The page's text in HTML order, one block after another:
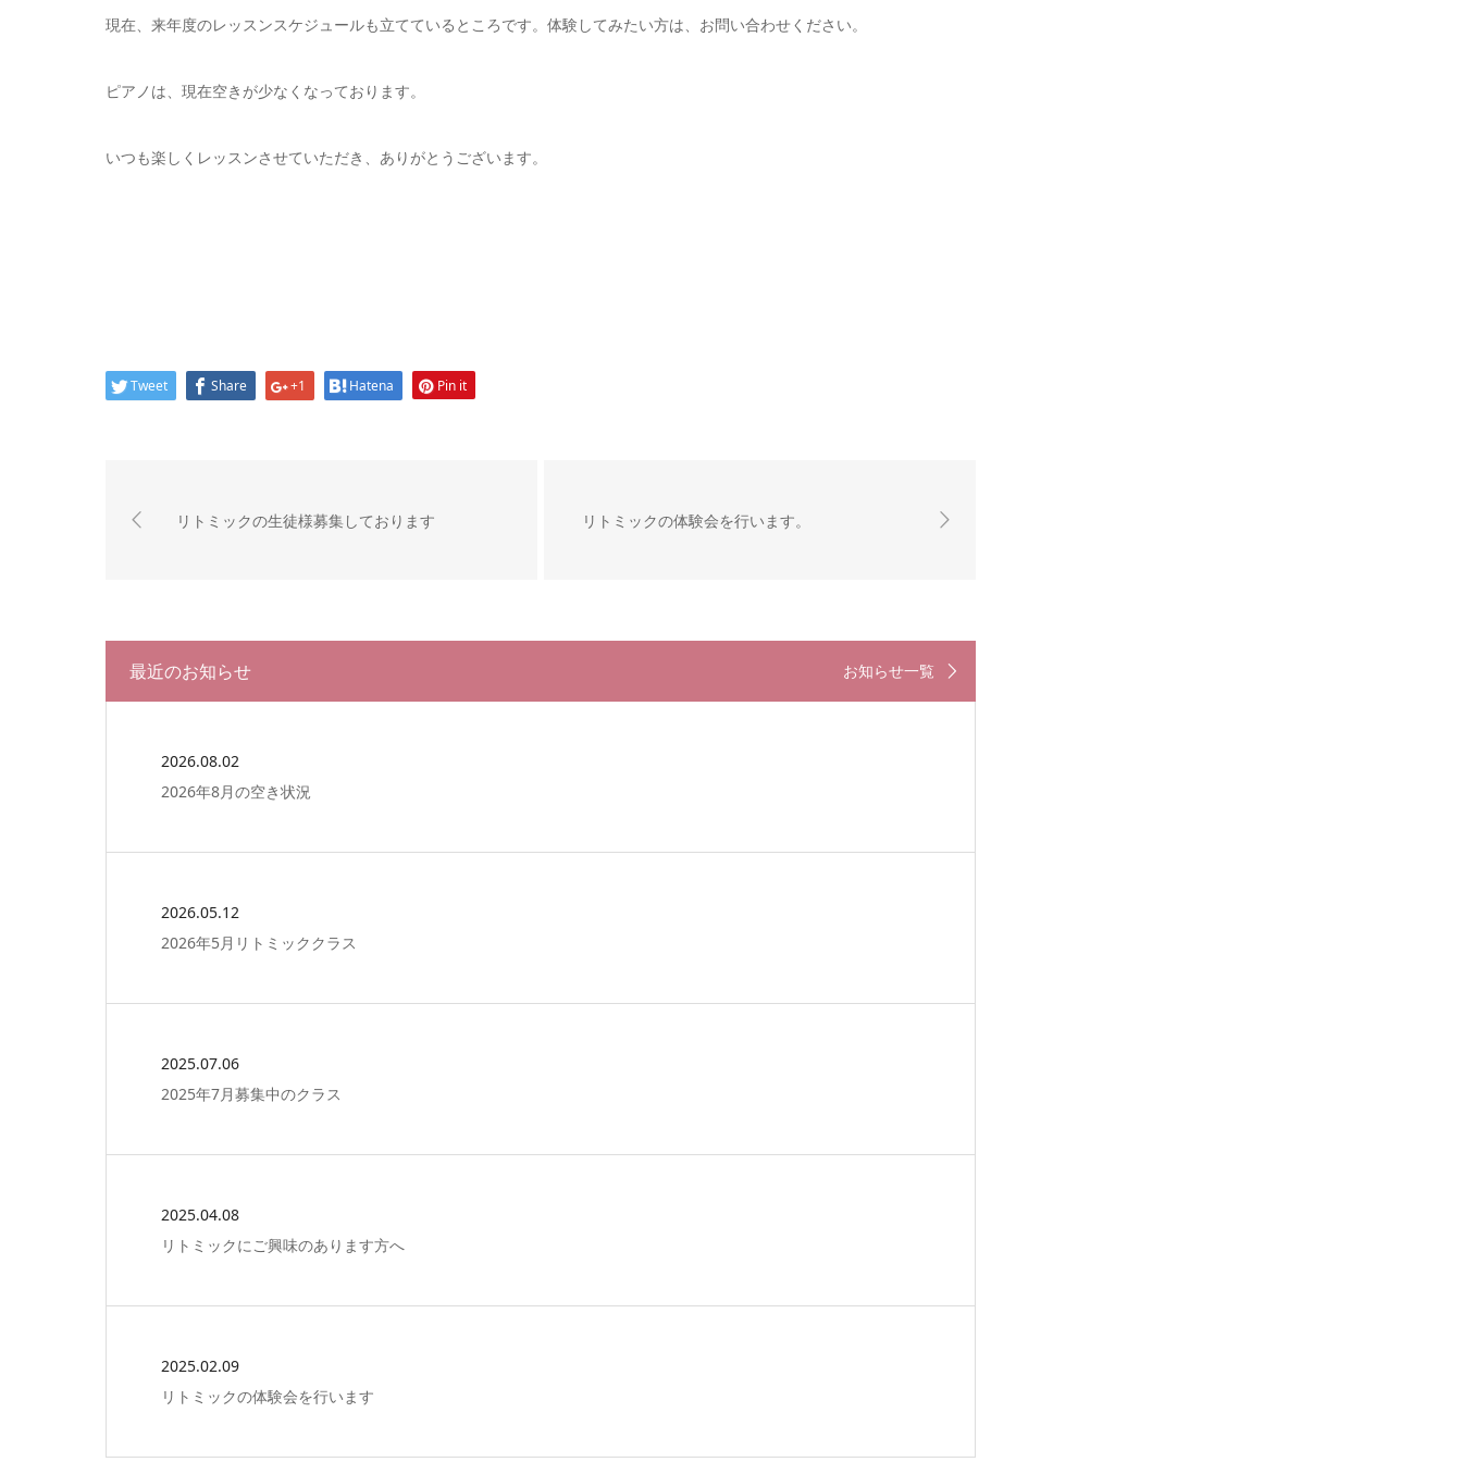
現在、来年度のレッスンスケジュールも立てているところです。体験してみたい方は、お問い合わせください。
ピアノは、現在空きが少なくなっております。
いつも楽しくレッスンさせていただき、ありがとうございます。
Tweet Share +1 Hatena Pin it
リトミックの生徒様募集しております リトミックの体験会を行います。
最近のお知らせ お知らせ一覧
2026.08.02
2026年8月の空き状況
2026.05.12
2026年5月リトミッククラス
2025.07.06
2025年7月募集中のクラス
2025.04.08
リトミックにご興味のあります方へ
2025.02.09
リトミックの体験会を行います